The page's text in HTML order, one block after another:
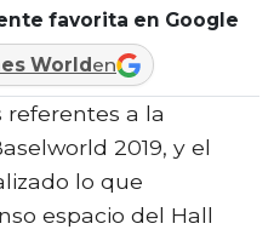
favorita en Google
World en
referentes a la
2019, y el
lo que
espacio del Hall